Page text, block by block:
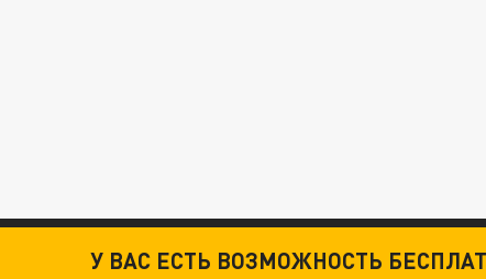
У ВАС ЕСТЬ ВОЗМОЖНОСТЬ